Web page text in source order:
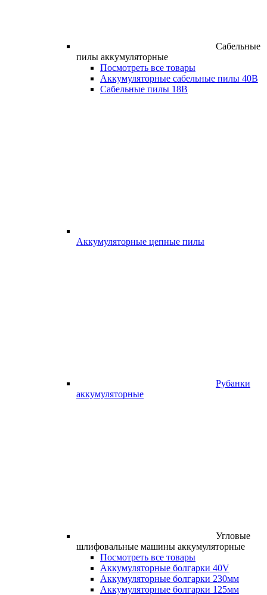
Сабельные
пилы аккумуляторные
Посмотреть все товары
Аккумуляторные сабельные пилы 40В
Сабельные пилы 18В
Аккумуляторные цепные пилы
Рубанки
аккумуляторные
Угловые
шлифовальные машины аккумуляторные
Посмотреть все товары
Аккумуляторные болгарки 40V
Аккумуляторные болгарки 230мм
Аккумуляторные болгарки 125мм